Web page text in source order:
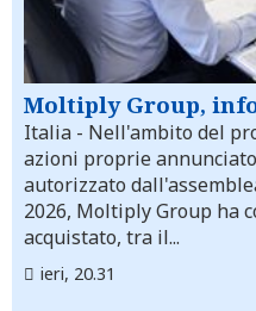
Moltiply Group,
Italia - Nell'ambito del
azioni proprie
autorizzato
2026, Moltiply Group ha
acquistato, tra il...
ieri, 20.31